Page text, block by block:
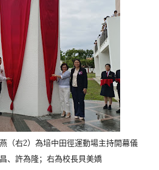
（右2） 為培中田徑運動場主持開幕儀
、許為隆； 右為校長貝美嬌